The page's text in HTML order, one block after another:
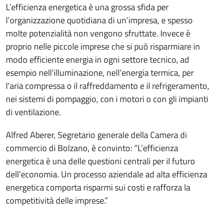
L’efficienza energetica è una grossa sfida per
l’organizzazione quotidiana di un’impresa, e spesso
molte potenzialità non vengono sfruttate. Invece è
proprio nelle piccole imprese che si può risparmiare in
modo efficiente energia in ogni settore tecnico, ad
esempio nell’illuminazione, nell’energia termica, per
l’aria compressa o il raffreddamento e il refrigeramento,
nei sistemi di pompaggio, con i motori o con gli impianti
di ventilazione.
Alfred Aberer, Segretario generale della Camera di
commercio di Bolzano, è convinto: “L’efficienza
energetica è una delle questioni centrali per il futuro
dell’economia. Un processo aziendale ad alta efficienza
energetica comporta risparmi sui costi e rafforza la
competitività delle imprese.”